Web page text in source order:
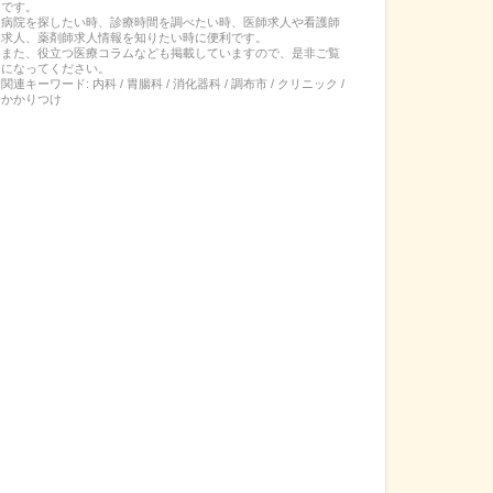
です。
病院を探したい時、診療時間を調べたい時、医師求人や看護師
求人、薬剤師求人情報を知りたい時に便利です。
また、役立つ医療コラムなども掲載していますので、是非ご覧
になってください。
関連キーワード: 内科 / 胃腸科 / 消化器科 / 調布市 / クリニック /
かかりつけ